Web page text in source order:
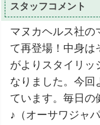
スタッフコメント
マヌカヘルス社の
て再登場！中身は
がよりスタイリッ
なりました。今回
ています。毎日の
♪（オーサワジャ